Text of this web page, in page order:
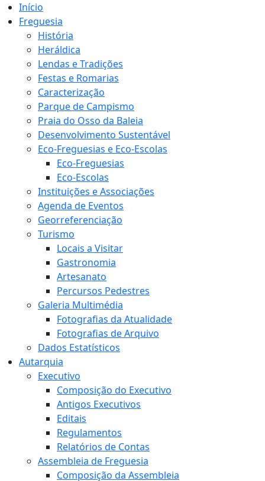
Início
Freguesia
História
Heráldica
Lendas e Tradições
Festas e Romarias
Caracterização
Parque de Campismo
Praia do Osso da Baleia
Desenvolvimento Sustentável
Eco-Freguesias e Eco-Escolas
Eco-Freguesias
Eco-Escolas
Instituições e Associações
Agenda de Eventos
Georreferenciação
Turismo
Locais a Visitar
Gastronomia
Artesanato
Percursos Pedestres
Galeria Multimédia
Fotografias da Atualidade
Fotografias de Arquivo
Dados Estatísticos
Autarquia
Executivo
Composição do Executivo
Antigos Executivos
Editais
Regulamentos
Relatórios de Contas
Assembleia de Freguesia
Composição da Assembleia